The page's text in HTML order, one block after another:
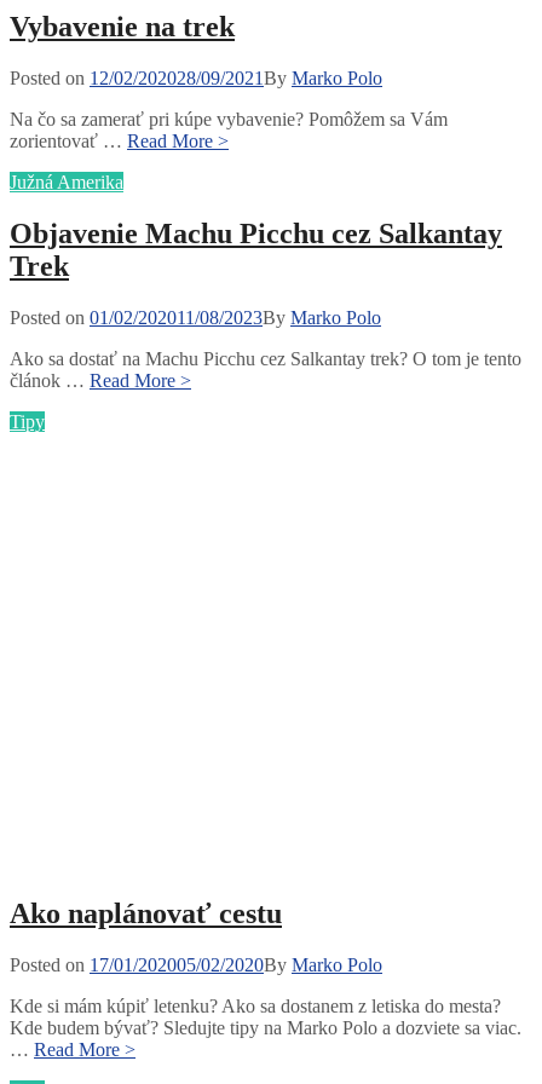
Vybavenie na trek
Posted on Posted
12/02/202028/09/2021By Marko Polo
Na čo sa zamerať pri kúpe vybavenie? Pomôžem sa Vám
zorientovať … Read More >Vybavenie
Categories
Južná Amerika
Objavenie Machu Picchu cez Salkantay
Trek
Posted on Posted
01/02/202011/08/2023By Marko Polo
Ako sa dostať na Machu Picchu cez Salkantay trek? O tom je tento
článok … Read More >Objavenie
Categories
Tipy
Ako naplánovať cestu
Posted on Posted
17/01/202005/02/2020By Marko Polo
Kde si mám kúpiť letenku? Ako sa dostanem z letiska do mesta?
Kde budem bývať? Sledujte tipy na Marko Polo a dozviete sa viac.
… Read More >Ako